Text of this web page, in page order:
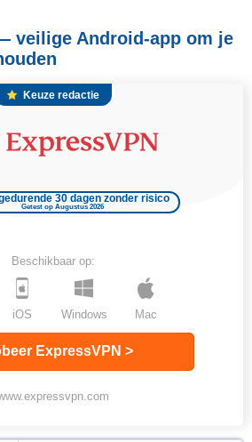
veilige Android-app om je
Keuze redactie
30 dagen zonder risico
Getest op Augustus 2026
Beschikbaar op:
Windows Mac
iOS
ExpressVPN >